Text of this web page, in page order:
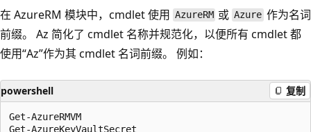
在 AzureRM 模块中，cmdlet 使用 AzureRM 或Azure作为名词
前缀。 Az 简化了 cmdlet 名称并规范化，以便所有 cmdlet 都
使用“Az”作为其 cmdlet 名词前缀。 例如：
powershell 复制
Get-AzureRMVM